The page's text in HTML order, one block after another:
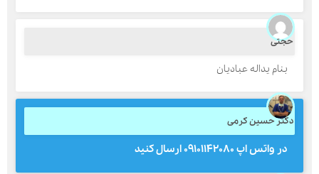
بنام یداله عبادیان
دکتر حسین کرمی
در واتس اپ ۰۹۱۰۱۱۴۲۰۸۰ ارسال کنید